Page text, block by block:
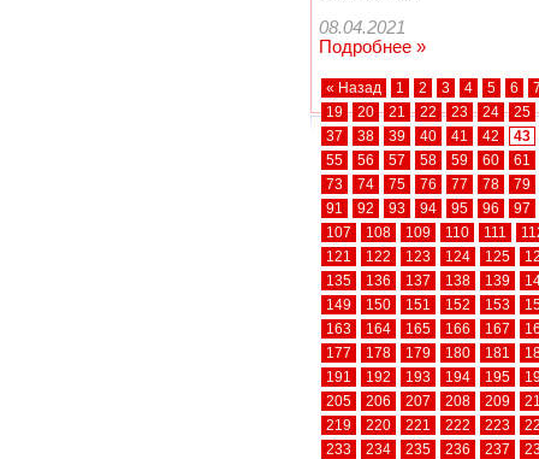
08.04.2021
Подробнее »
« Назад 1 2 3 4 5 6
19
20 21 22 23 24
25
37
38 39 40 41 42
43
55
56 57 58 59 60
61
73
74 75 76 77 78
79
91
92 93 94 95 96
97
107
108 109 110 111
121
122 123 124 125
135
136 137 138 139
149
150 151 152 153
163
164 165 166 167
177
178 179 180 181
191
192 193 194 195
205
206 207 208 209
219
220 221 222 223
233
234 235 236 237